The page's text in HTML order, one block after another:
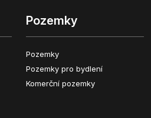
Pozemky
Pozemky
Pozemky pro bydlení
Komerční pozemky